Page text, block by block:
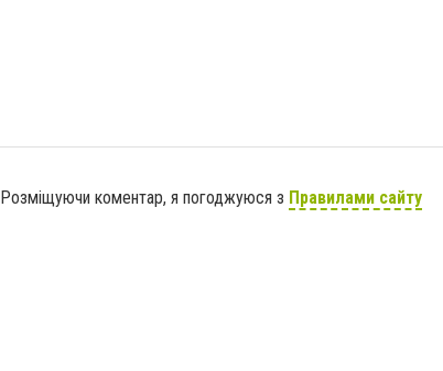
Розміщуючи коментар, я погоджуюся з Правилами сайту